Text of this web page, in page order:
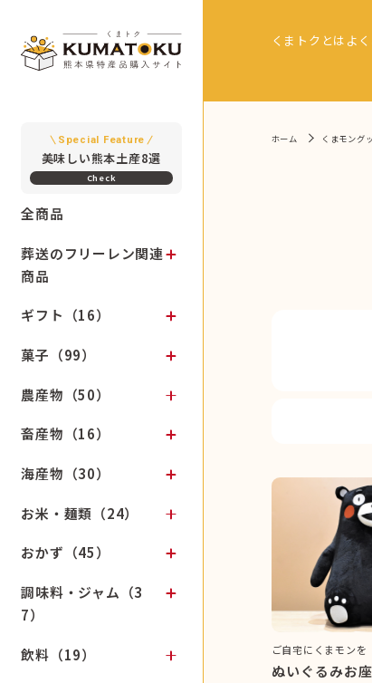
Special Feature
美味しい熊本土産8選
全商品
葬送のフリーレン関連
商品
ギフト（16）
菓子（99）
農産物（50）
畜産物（16）
海産物（30）
お米・麺類（24）
おかず（45）
調味料・ジャム（3
7）
飲料（19）
くまトクとは よ
ホーム くまモング
ご自宅にくまモンを
ぬいぐるみお